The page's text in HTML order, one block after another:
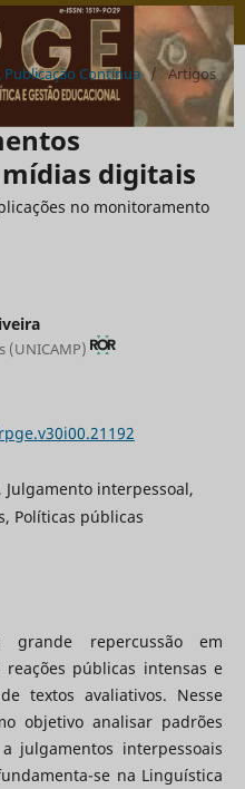
Publicação Contínua / Artigos
digitais
no monitoramento
(UNICAMP)
Julgamento interpessoal,
Políticas públicas
grande repercussão em
públicas intensas e
textos avaliativos. Nesse
objetivo analisar padrões
julgamentos interpessoais
se na Linguística